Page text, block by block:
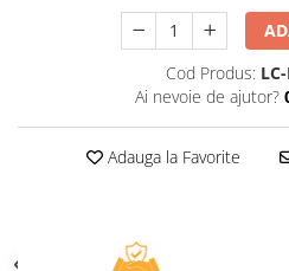
Caiete si blocuri pentru desen
Caiete incepatori Tip I, II, III
Hartie creponata
Hartie glacee
Vocabulare
Acuarele, guase, tempera si
Cod Produs:
Ai nevoie de ajutor?
Adauga la Favorite